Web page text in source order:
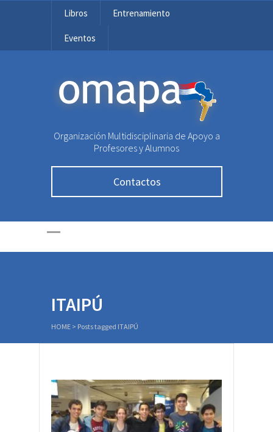
Libros Entrenamiento
Eventos
OMAPA
Organización Multidisciplinaria de Apoyo a
Profesores y Alumnos
Contactos
ITAIPÚ
HOME > Posts tagged ITAIPÚ